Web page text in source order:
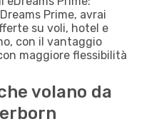
Prime, avrai
su voli, hotel e
con il vantaggio
maggiore flessibilità
volano da